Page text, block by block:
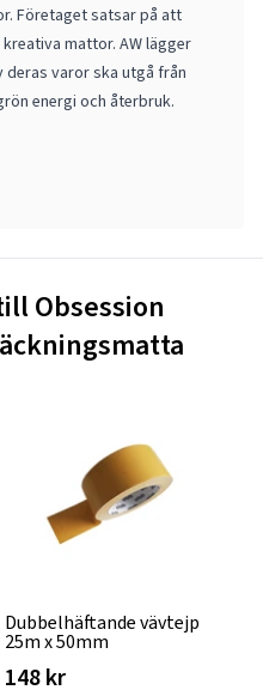
Företaget satsar på att
mattor. AW lägger
varor ska utgå från
energi och återbruk.
Obsession
Dubbelhäftande vävtejp
25m x 50mm
148 kr